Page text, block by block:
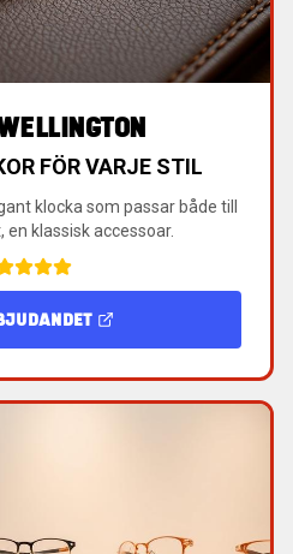
FÖR VARJE STIL
klocka som passar både till
klassisk accessoar.